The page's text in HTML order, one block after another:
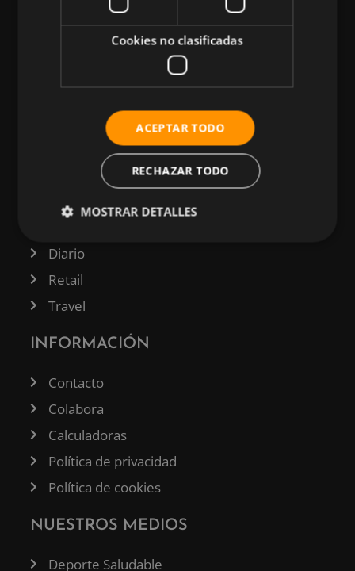
Musculación
Business
Diario
Retail
Travel
INFORMACIÓN
Contacto
Colabora
Calculadoras
Política de privacidad
Política de cookies
NUESTROS MEDIOS
Deporte Saludable
Cookies no clasificadas
ACEPTAR TODO
RECHAZAR TODO
MOSTRAR DETALLES